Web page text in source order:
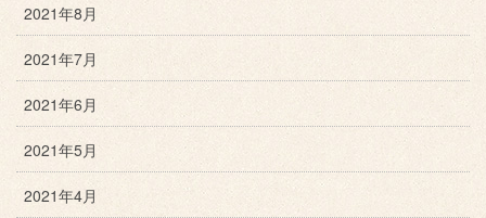
2021年8月
2021年7月
2021年6月
2021年5月
2021年4月